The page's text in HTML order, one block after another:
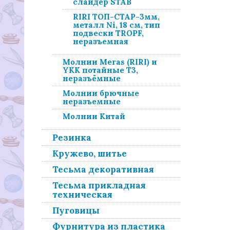
RIRI ТОП-СТАР-3мм,
металл Ni, 18 см, тип
подвески TROPF,
неразъемная
Молнии Meras (RIRI) и
YKK потайные Т3,
неразъёмные
Молнии брючные
неразъемные
Молнии Китай
Резинка
Кружево, шитье
Тесьма декоративная
Тесьма прикладная
техническая
Пуговицы
Фурнитура из пластика